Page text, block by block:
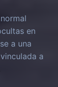
en
a una
a